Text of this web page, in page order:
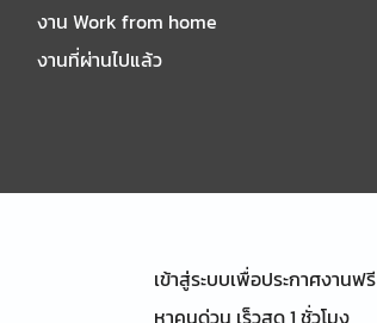
งาน Work from home
งานที่ผ่านไปแล้ว
เข้าสู่ระบบเพื่อประกาศงานฟรี
หาคนด่วน เร็วสุด 1 ชั่วโมง